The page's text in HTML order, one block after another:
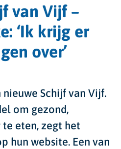
van Vijf –
‘Ik krijg er
over’
Schijf van Vijf.
om gezond,
eten, zegt het
hun website. Een van